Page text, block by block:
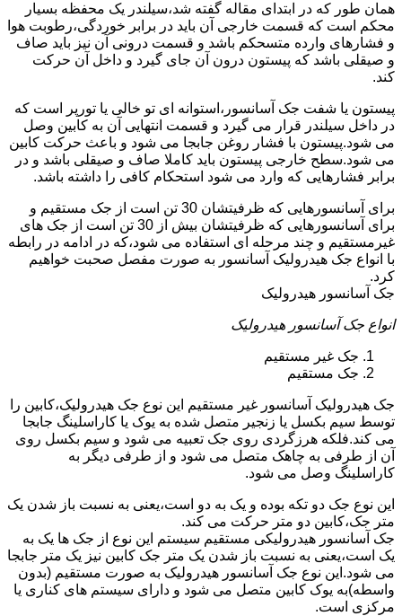
همان طور که در ابتدای مقاله گفته شد،سیلندر یک محفظه بسیار
محکم است که قسمت خارجی آن باید در برابر خوردگی،رطوبت هوا
و فشارهای وارده متسحکم باشد و قسمت درونی آن نیز باید صاف
و صیقلی باشد که پیستون درون آن جای گیرد و داخل آن حرکت
کند.
پیستون یا شفت جک آسانسور،استوانه ای تو خالی یا تورپر است که
در داخل سیلندر قرار می گیرد و قسمت انتهایی آن به کابین وصل
می شود.پیستون با فشار روغن جابجا می شود و باعث حرکت کابین
می شود.سطح خارجی پیستون باید کاملا صاف و صیقلی باشد و در
برابر فشارهایی که وارد می شود استحکام کافی را داشته باشد.
برای آسانسورهایی که ظرفیتشان 30 تن است از جک مستقیم و
برای آسانسورهایی که ظرفیتشان بیش از 30 تن است از جک های
غیرمستقیم و چند مرحله ای استفاده می شود،که در ادامه در رابطه
با انواع جک هیدرولیک آسانسور به صورت مفصل صحبت خواهیم
کرد.
جک آسانسور هیدرولیک
انواع جک آسانسور هیدرولیک
جک غیر مستقیم
جک مستقیم
جک هیدرولیک آسانسور غیر مستقیم این نوع جک هیدرولیک،کابین را
توسط سیم بکسل یا زنجیر متصل شده به یوک یا کاراسلینگ جابجا
می کند.فلکه هرزگردی روی جک تعبیه می شود و سیم بکسل روی
آن از طرفی به چاهک متصل می شود و از طرفی دیگر به
کاراسلینگ وصل می شود.
این نوع جک دو تکه بوده و یک به دو است،یعنی به نسبت باز شدن یک
متر جک،کابین دو متر حرکت می کند.
جک آسانسور هیدرولیکی مستقیم سیستم این نوع از جک ها یک به
یک است،یعنی به نسبت باز شدن یک متر جک کابین نیز یک متر جابجا
می شود.این نوع جک آسانسور هیدرولیک به صورت مستقیم (بدون
واسطه)به یوک کابین متصل می شود و دارای سیستم های کناری یا
مرکزی است.